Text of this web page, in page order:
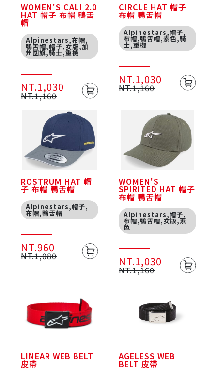
WOMEN'S CALI 2.0
HAT 帽子 布帽 鴨舌
帽
Alpinestars,布帽,
鴨舌帽,帽子,女版,加
州國旗,騎士,重機
NT.1,160
NT.1,030
CIRCLE HAT 帽子
布帽 鴨舌帽
Alpinestars,帽子,
布帽,鴨舌帽,素色,騎
士,重機
NT.1,160
NT.1,030
ROSTRUM HAT 帽
子 布帽 鴨舌帽
Alpinestars,帽子,
布帽,鴨舌帽
NT.1,080
NT.960
WOMEN'S
SPIRITED HAT 帽子
布帽 鴨舌帽
Alpinestars,帽子,
布帽,鴨舌帽,女版,素
色
NT.1,160
NT.1,030
LINEAR WEB BELT
皮帶
AGELESS WEB
BELT 皮帶